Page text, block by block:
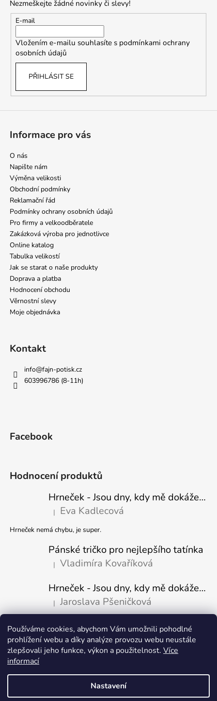
Používáme cookies, abychom Vám umožnili pohodlné
prohlížení webu a díky analýze provozu webu neustále
zlepšovali jeho funkce, výkon a použitelnost. Více
informací
Nastavení
Nezmeškejte žádné novinky či slevy!
E-mail
Vložením e-mailu souhlasíte s podmínkami ochrany
osobních údajů
PŘIHLÁSIT SE
Informace pro vás
O nás
Napište nám
Výměna velikosti
Obchodní podmínky
Reklamační řád
Podmínky ochrany osobních údajů
Pro firmy a velkoodběratele
Zakázková výroba pro jednotlivce
Online katalog
Tabulka velikostí
Jak se starat o naše produkty
Doprava a platba
Hodnocení obchodu
Věrnostní slevy
Moje objednávka
Kontakt
info@fajn-potisk.cz
603996786 (8-11h)
Facebook
Hodnocení produktů
Hrneček - Jsou dny, kdy mě dokáže nasrat i vzduch - Sova
Hodnocení produktu je 5 z 5 hvězdiček.
| Eva Kadlecová
Hrneček nemá chybu, je super.
Pánské tričko pro nejlepšího tatínka
Hodnocení produktu je 5 z 5 hvězdiček.
| Vladimíra Kovaříková
Hrneček - Jsou dny, kdy mě dokáže nasrat i vzduch-naštvaný pejsek
Hodnocení produktu je 5 z 5 hvězdiček.
| Jaroslava Pšeničková
Přijímáme online platby